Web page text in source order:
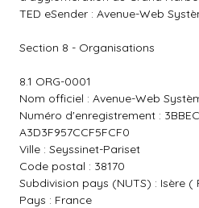
TED eSender : Avenue-Web
Section 8 - Organisations
8.1 ORG-0001
Nom officiel : Avenue-Web
Numéro d'enregistrement :
A3D3F957CCF5FCF0
Ville : Seyssinet-Pariset
Code postal : 38170
Subdivision pays (NUTS) : Isère (
Pays : France